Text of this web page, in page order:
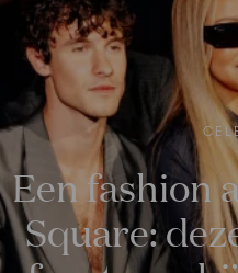
Een fashion
Square: